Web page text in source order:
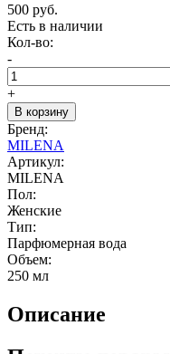
500 руб.
Есть в наличии
Кол-во:
-
+
В корзину
Бренд:
MILENA
Артикул:
MILENA
Пол:
Женские
Тип:
Парфюмерная вода
Объем:
250 мл
Описание